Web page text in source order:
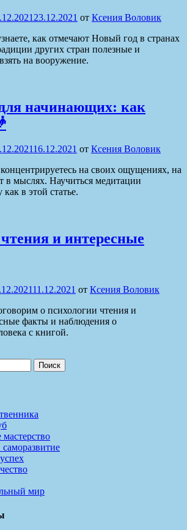
23.12.2021 от Ксения Воловик
как отмечают Новый год в странах
других стран полезные и
на вооружение.
начинающих: как
16.12.2021 от Ксения Воловик
на своих ощущениях, на
в мыслях. Научиться медитации
в этой статье.
и интересные
11.12.2021 от Ксения Воловик
о психологии чтения и
факты и наблюдения о
с книгой.
мир